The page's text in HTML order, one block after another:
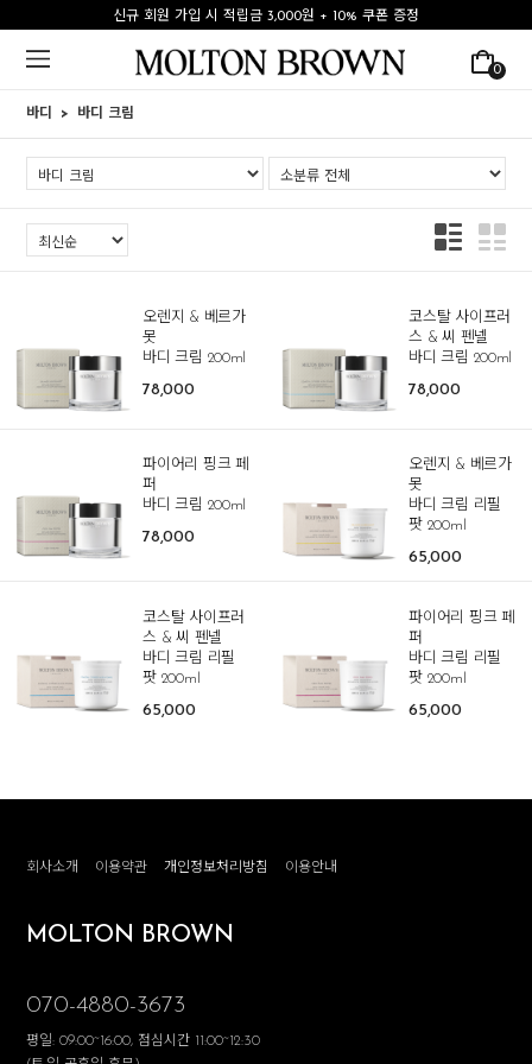
신규 회원 가입 시 적립금 3,000원 + 10% 쿠폰 증정
0
바디 바디 크림
오렌지 & 베르가
못
바디 크림 200ml
78,000
코스탈 사이프러
스 & 씨 펜넬
바디 크림 200ml
78,000
파이어리 핑크 페
퍼
바디 크림 200ml
78,000
오렌지 & 베르가
못
바디 크림 리필
팟 200ml
65,000
코스탈 사이프러
스 & 씨 펜넬
바디 크림 리필
팟 200ml
65,000
파이어리 핑크 페
퍼
바디 크림 리필
팟 200ml
65,000
회사소개 이용약관 개인정보처리방침 이용안내
MOLTON BROWN
070-4880-3673
평일: 09:00~16:00, 점심시간 11:00~12:30